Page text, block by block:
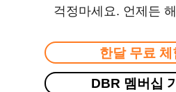
걱정마세요. 언제든
한달 무료 체
DBR 멤버십